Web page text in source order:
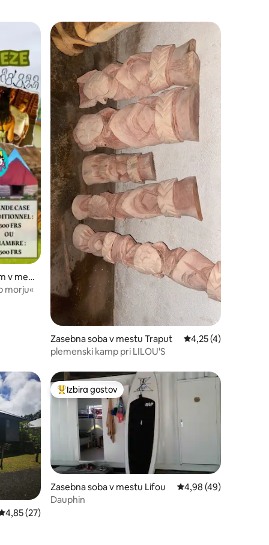
v mest
morju«
Zasebna soba v mestu Traput Povprečna ocena:
4,25 (4)
plemenski kamp pri LILOU'S
ocena: 4,85 od 5, št. mnenj: 27
4,85 (27)
Najbolj priljubljena prenočišča z značko »Izbira
Izbira gostov
Zasebna soba v mestu Lifou Povprečna ocena:
4,98 (49)
Dauphin